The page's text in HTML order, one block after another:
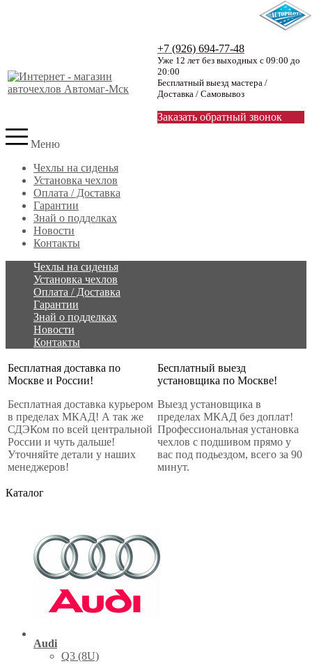
+7 (926) 694-77-48
Уже 12 лет без выходных с 09:00 до
20:00
Бесплатный выезд мастера /
Доставка / Самовывоз
Заказать обратный звонок
Меню
Чехлы на сиденья
Установка чехлов
Оплата / Доставка
Гарантии
Знай о подделках
Новости
Контакты
Чехлы на сиденья
Установка чехлов
Оплата / Доставка
Гарантии
Знай о подделках
Новости
Контакты
Бесплатная доставка по
Москве и России!
Бесплатная доставка курьером
в пределах МКАД! А так же
СДЭКом по всей центральной
России и чуть дальше!
Уточняйте детали у наших
менеджеров!
Бесплатный выезд
установщика по Москве!
Выезд установщика в
пределах МКАД без доплат!
Профессиональная установка
чехлов с подшивом прямо у
вас под подьездом, всего за 90
минут.
Каталог
Audi
Q3 (8U)